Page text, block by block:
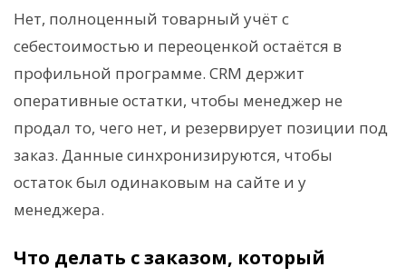
Нет, полноценный товарный учёт с
себестоимостью и переоценкой остаётся в
профильной программе. CRM держит
оперативные остатки, чтобы менеджер не
продал то, чего нет, и резервирует позиции под
заказ. Данные синхронизируются, чтобы
остаток был одинаковым на сайте и у
менеджера.
Что делать с заказом, который